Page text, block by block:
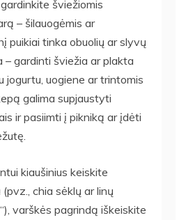
šviežiomis
– šilauogėmis ar
puikiai tinka obuolių ar slyvų
– gardinti šviežia ar plakta
jogurtu, uogiene ar trintomis
galima supjaustyti
ir pasiimti į pikniką ar įdėti
kiaušinius keiskite
chia sėklų ar linų
varškės pagrindą iškeiskite